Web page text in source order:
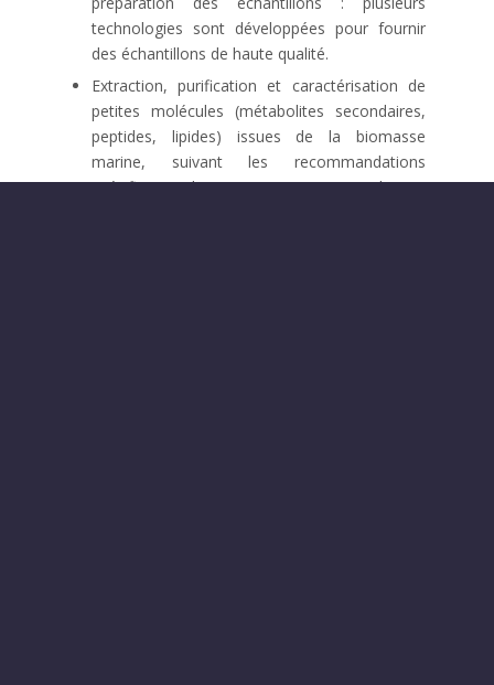
technologies sont développées pour fournir
des échantillons de haute qualité.
Extraction, purification et caractérisation de
petites molécules (métabolites secondaires,
peptides, lipides) issues de la biomasse
marine, suivant les recommandations
spécifiques de nos partenaires (solvants,